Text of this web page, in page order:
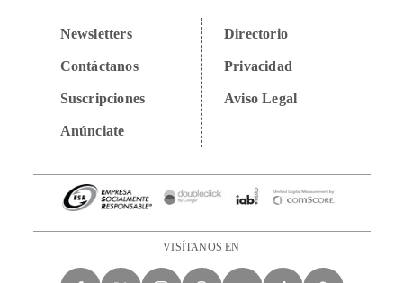
Newsletters
Contáctanos
Suscripciones
Anúnciate
Directorio
Privacidad
Aviso Legal
VISÍTANOS EN